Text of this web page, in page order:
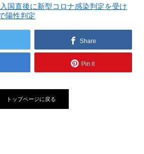
国直後に新型コロナ感染判定を受け
陽性判定
Share
Pin it
トップページに戻る